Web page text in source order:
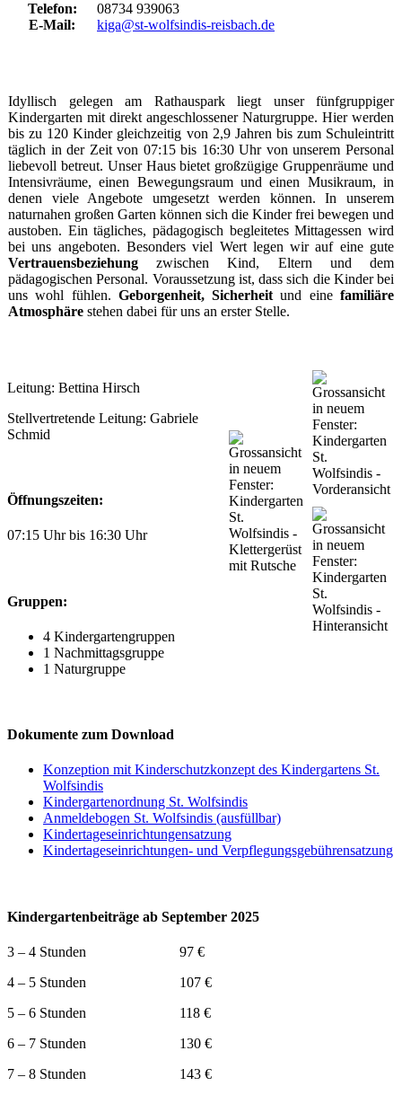
Telefon:
08734 939063
E-Mail:
kiga@st-wolfsindis-reisbach.de
Idyllisch gelegen am Rathauspark liegt unser fünfgruppiger
Kindergarten mit direkt angeschlossener Naturgruppe. Hier werden
bis zu 120 Kinder gleichzeitig von 2,9 Jahren bis zum Schuleintritt
täglich in der Zeit von 07:15 bis 16:30 Uhr von unserem Personal
liebevoll betreut. Unser Haus bietet großzügige Gruppenräume und
Intensivräume, einen Bewegungsraum und einen Musikraum, in
denen viele Angebote umgesetzt werden können. In unserem
naturnahen großen Garten können sich die Kinder frei bewegen und
austoben. Ein tägliches, pädagogisch begleitetes Mittagessen wird
bei uns angeboten. Besonders viel Wert legen wir auf eine gute
Vertrauensbeziehung zwischen Kind, Eltern und dem
pädagogischen Personal. Voraussetzung ist, dass sich die Kinder bei
uns wohl fühlen. Geborgenheit, Sicherheit und einefamiliäre
Atmosphäre stehen dabei für uns an erster Stelle.
Leitung: Bettina Hirsch
Stellvertretende Leitung: Gabriele
Schmid
Öffnungszeiten:
07:15 Uhr bis 16:30 Uhr
Gruppen:
4 Kindergartengruppen
1 Nachmittagsgruppe
1 Naturgruppe
Dokumente zum Download
Konzeption mit Kinderschutzkonzept des Kindergartens St.
Wolfsindis
Kindergartenordnung St. Wolfsindis
Anmeldebogen St. Wolfsindis (ausfüllbar)
Kindertageseinrichtungensatzung
Kindertageseinrichtungen- und Verpflegungsgebührensatzung
Kindergartenbeiträge ab September 2025
3 – 4 Stunden 97 €
4 – 5 Stunden 107 €
5 – 6 Stunden 118 €
6 – 7 Stunden 130 €
7 – 8 Stunden 143 €